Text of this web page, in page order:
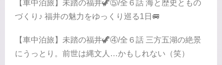
【車中泊旅】未踏の福井🦖⑤/全６話 海と歴史ともの
づくり♪ 福井の魅力をゆっくり巡る1日🚐
【車中泊旅】未踏の福井🦖④/全６話 三方五湖の絶景
にうっとり。前世は縄文人…かもしれない（笑）